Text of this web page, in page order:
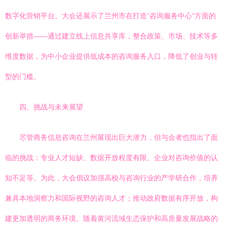
数字化营销平台。大会还展示了兰州市在打造“咨询服务中心”方面的
创新举措——通过建立线上信息共享库，整合政策、市场、技术等多
维度数据，为中小企业提供低成本的咨询服务入口，降低了创业与转
型的门槛。
四、挑战与未来展望
尽管商务信息咨询在兰州展现出巨大潜力，但与会者也指出了面
临的挑战：专业人才短缺、数据开放程度有限、企业对咨询价值的认
知不足等。为此，大会倡议加强高校与咨询行业的产学研合作，培养
兼具本地洞察力和国际视野的咨询人才；推动政府数据有序开放，构
建更加透明的商务环境。随着黄河流域生态保护和高质量发展战略的